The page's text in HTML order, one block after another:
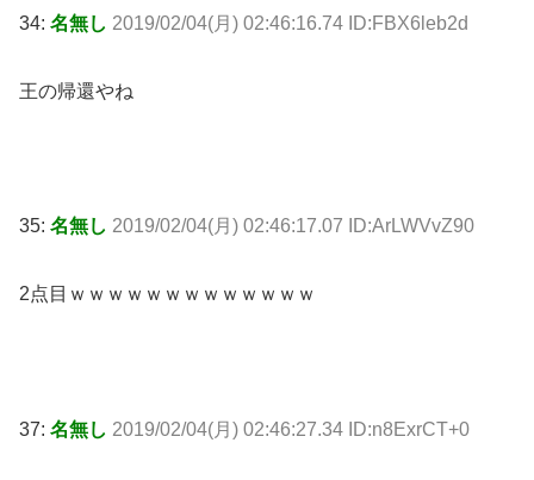
34: 名無し 2019/02/04(月) 02:46:16.74 ID:FBX6leb2d
王の帰還やね
35: 名無し 2019/02/04(月) 02:46:17.07 ID:ArLWVvZ90
2点目ｗｗｗｗｗｗｗｗｗｗｗｗｗ
37: 名無し 2019/02/04(月) 02:46:27.34 ID:n8ExrCT+0